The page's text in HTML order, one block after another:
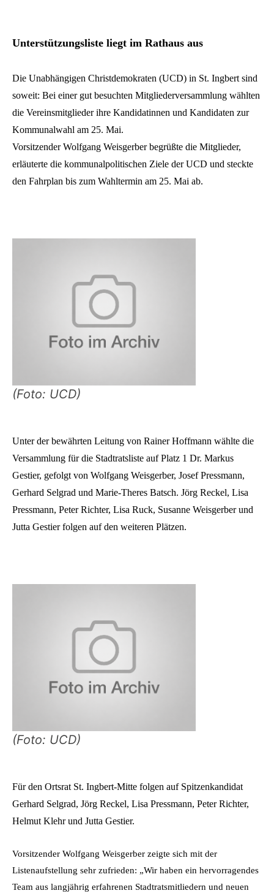
Unterstützungsliste liegt im Rathaus aus
Die Unabhängigen Christdemokraten (UCD) in St. Ingbert sind
soweit: Bei einer gut besuchten Mitgliederversammlung wählten
die Vereinsmitglieder ihre Kandidatinnen und Kandidaten zur
Kommunalwahl am 25. Mai.
Vorsitzender Wolfgang Weisgerber begrüßte die Mitglieder,
erläuterte die kommunalpolitischen Ziele der UCD und steckte
den Fahrplan bis zum Wahltermin am 25. Mai ab.
(Foto: UCD)
Unter der bewährten Leitung von Rainer Hoffmann wählte die
Versammlung für die Stadtratsliste auf Platz 1 Dr. Markus
Gestier, gefolgt von Wolfgang Weisgerber, Josef Pressmann,
Gerhard Selgrad und Marie-Theres Batsch. Jörg Reckel, Lisa
Pressmann, Peter Richter, Lisa Ruck, Susanne Weisgerber und
Jutta Gestier folgen auf den weiteren Plätzen.
(Foto: UCD)
Für den Ortsrat St. Ingbert-Mitte folgen auf Spitzenkandidat
Gerhard Selgrad, Jörg Reckel, Lisa Pressmann, Peter Richter,
Helmut Klehr und Jutta Gestier.
Vorsitzender Wolfgang Weisgerber zeigte sich mit der
Listenaufstellung sehr zufrieden: „Wir haben ein hervorragendes
Team aus langjährig erfahrenen Stadtratsmitliedern und neuen